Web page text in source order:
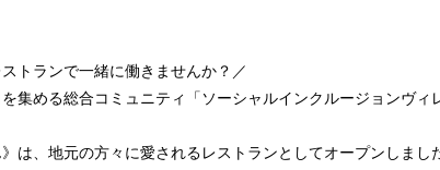
トランで一緒に働きませんか？／
集める総合コミュニティ「ソーシャルインクルージョンヴィ
は、地元の方々に愛されるレストランとしてオープンしま